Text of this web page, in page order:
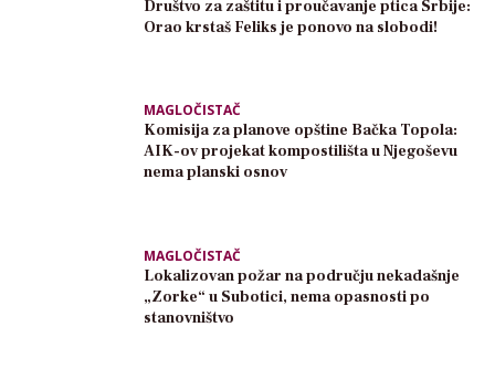
Društvo za zaštitu i proučavanje ptica Srbije:
Orao krstaš Feliks je ponovo na slobodi!
MAGLOČISTAČ
Komisija za planove opštine Bačka Topola:
AIK-ov projekat kompostilišta u Njegoševu
nema planski osnov
MAGLOČISTAČ
Lokalizovan požar na području nekadašnje
„Zorke“ u Subotici, nema opasnosti po
stanovništvo